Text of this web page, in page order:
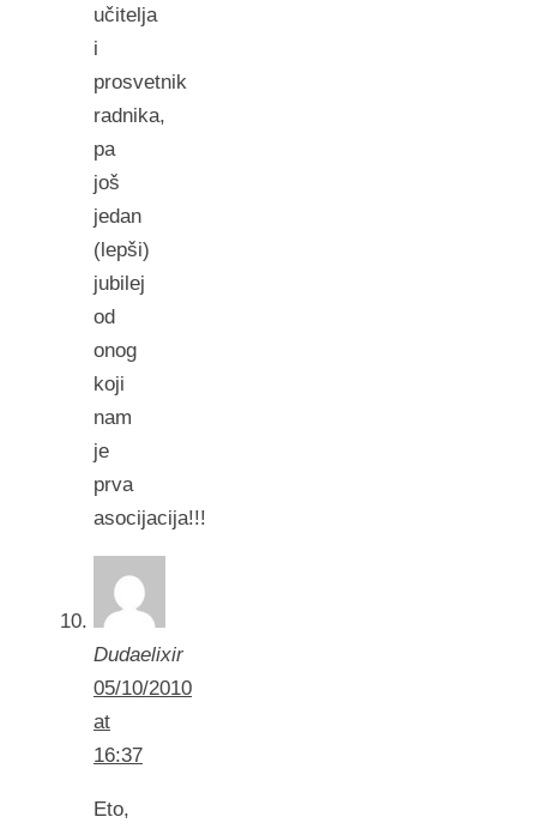
učitelja
i
prosvetnik
radnika,
pa
još
jedan
(lepši)
jubilej
od
onog
koji
nam
je
prva
asocijacija!!!
Dudaelixir
05/10/2010
at
16:37
Eto,